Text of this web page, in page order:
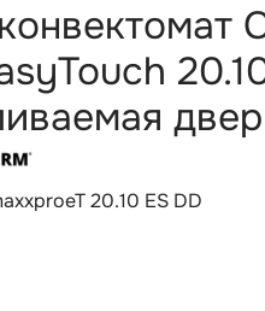
20.10 ES DD